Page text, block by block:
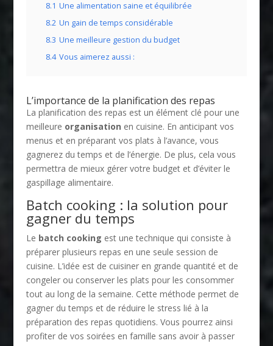
8.1 Une alimentation saine et équilibrée
8.2 Un gain de temps considérable
8.3 Une meilleure gestion du budget
8.4 Vous aimerez aussi :
L’importance de la planification des repas
La planification des repas est un élément clé pour une
meilleure organisation en cuisine. En anticipant vos
menus et en préparant vos plats à l’avance, vous
gagnerez du temps et de l’énergie. De plus, cela vous
permettra de mieux gérer votre budget et d’éviter le
gaspillage alimentaire.
Batch cooking : la solution pour
gagner du temps
Le batch cooking est une technique qui consiste à
préparer plusieurs repas en une seule session de
cuisine. L’idée est de cuisiner en grande quantité et de
congeler ou conserver les plats pour les consommer
tout au long de la semaine. Cette méthode permet de
gagner du temps et de réduire le stress lié à la
préparation des repas quotidiens. Vous pourrez ainsi
profiter de vos soirées en famille sans avoir à passer